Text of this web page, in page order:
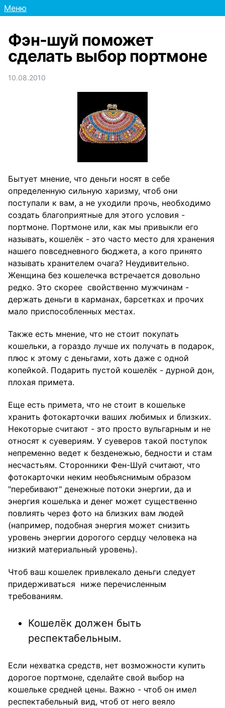
Меню
Фэн-шуй поможет
сделать выбор портмоне
10.08.2010
Бытует мнение, что деньги носят в себе
определенную сильную харизму, чтоб они
поступали к вам, а не уходили прочь, необходимо
создать благоприятные для этого условия -
портмоне. Портмоне или, как мы привыкли его
называть, кошелёк - это часто место для хранения
нашего повседневного бюджета, а кого принято
называть хранителем очага? Неудивительно.
Женщина без кошелечка встречается довольно
редко. Это скорее свойственно мужчинам -
держать деньги в карманах, барсетках и прочих
мало приспособленных местах.
Также есть мнение, что не стоит покупать
кошельки, а гораздо лучше их получать в подарок,
плюс к этому с деньгами, хоть даже с одной
копейкой. Подарить пустой кошелёк - дурной дон,
плохая примета.
Еще есть примета, что не стоит в кошельке
хранить фотокарточки ваших любимых и близких.
Некоторые считают - это просто вульгарным и не
относят к суевериям. У суеверов такой поступок
непременно ведет к безденежью, бедности и стам
несчастьям. Сторонники Фен-Шуй считают, что
фотокарточки неким необъяснимым образом
"перебивают" денежные потоки энергии, да и
энергия кошелька и денег может существенно
повлиять через фото на близких вам людей
(например, подобная энергия может снизить
уровень энергии дорогого сердцу человека на
низкий материальный уровень).
Чтоб ваш кошелек привлекало деньги следует
придерживаться ниже перечисленным
требованиям.
Кошелёк должен быть
респектабельным.
Если нехватка средств, нет возможности купить
дорогое портмоне, сделайте свой выбор на
кошельке средней цены. Важно - чтоб он имел
респектабельный вид, чтоб от него веяло